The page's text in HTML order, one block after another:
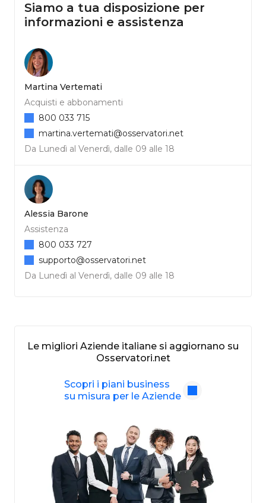
Siamo a tua disposizione per
informazioni e assistenza
Martina Vertemati
Acquisti e abbonamenti
Da Lunedì al Venerdì, dalle 09 alle 18
800 033 715
martina.vertemati@osservatori.net
Alessia Barone
Assistenza
Da Lunedì al Venerdì, dalle 09 alle 18
800 033 727
supporto@osservatori.net
Le migliori Aziende italiane si aggiornano su
Osservatori.net
Scopri i piani business
su misura per le Aziende